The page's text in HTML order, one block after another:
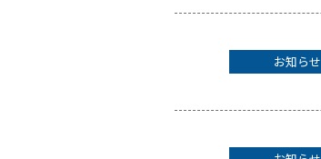
お知らせ